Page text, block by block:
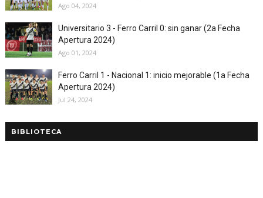
Ago 04, 2024
Universitario 3 - Ferro Carril 0: sin ganar (2a Fecha
Apertura 2024)
Ago 01, 2024
Ferro Carril 1 - Nacional 1: inicio mejorable (1a Fecha
Apertura 2024)
Jul 24, 2024
BIBLIOTECA